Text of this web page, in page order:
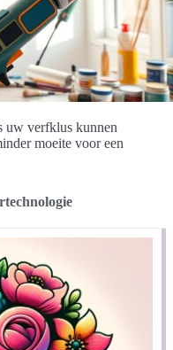
uw verfklus kunnen
moeite voor een